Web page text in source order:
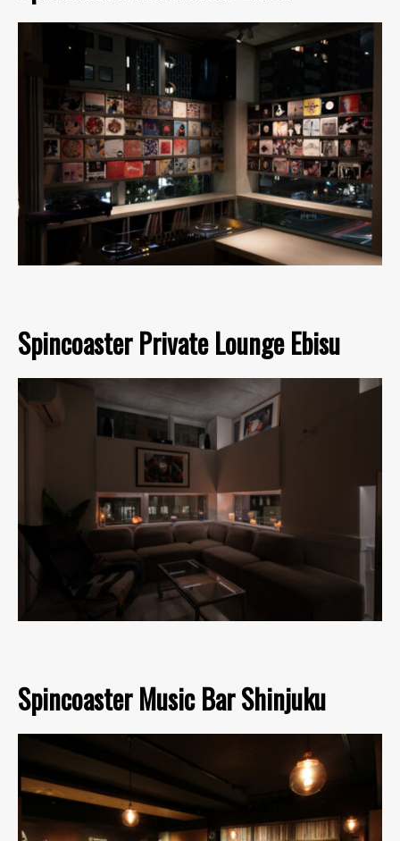
Spincoaster Private Lounge Ebisu
Spincoaster Music Bar Shinjuku